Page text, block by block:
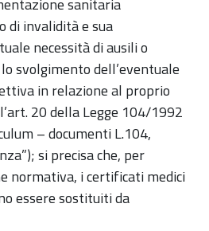
sanitaria
di invalidità e sua
necessità di ausili o
svolgimento dell’eventuale
in relazione al proprio
20 della Legge 104/1992
– documenti L.104,
si precisa che, per
normativa, i certificati medici
essere sostituiti da